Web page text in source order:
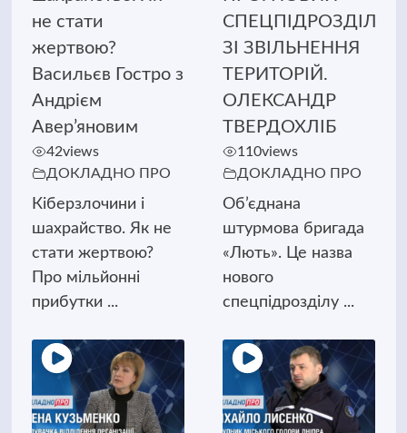
не стати
жертвою?
Васильєв Гостро з
Андрієм
Авер’яновим
42views
ДОКЛАДНО ПРО
Кіберзлочини і
шахрайство. Як не
стати жертвою?
Про мільйонні
прибутки ...
СПЕЦПІДРОЗДІЛ
ЗІ ЗВІЛЬНЕННЯ
ТЕРИТОРІЙ.
ОЛЕКСАНДР
ТВЕРДОХЛІБ
110views
ДОКЛАДНО ПРО
Об’єднана
штурмова бригада
«Лють». Це назва
нового
спецпідрозділу ...